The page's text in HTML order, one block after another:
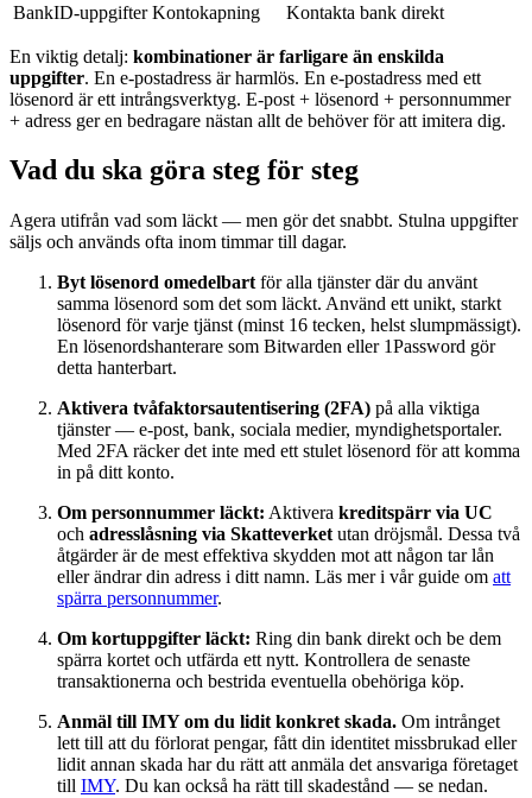
BankID-uppgifter Kontokapning Kontakta bank direkt
En viktig detalj: kombinationer är farligare än enskilda
uppgifter. En e-postadress är harmlös. En e-postadress med ett
lösenord är ett intrångsverktyg. E-post + lösenord + personnummer
+ adress ger en bedragare nästan allt de behöver för att imitera dig.
Vad du ska göra steg för steg
Agera utifrån vad som läckt — men gör det snabbt. Stulna uppgifter
säljs och används ofta inom timmar till dagar.
Byt lösenord omedelbart för alla tjänster där du använt
samma lösenord som det som läckt. Använd ett unikt, starkt
lösenord för varje tjänst (minst 16 tecken, helst slumpmässigt).
En lösenordshanterare som Bitwarden eller 1Password gör
detta hanterbart.
Aktivera tvåfaktorsautentisering (2FA) på alla viktiga
tjänster — e-post, bank, sociala medier, myndighetsportaler.
Med 2FA räcker det inte med ett stulet lösenord för att komma
in på ditt konto.
Om personnummer läckt: Aktivera kreditspärr via UC
och adresslåsning via Skatteverket utan dröjsmål. Dessa två
åtgärder är de mest effektiva skydden mot att någon tar lån
eller ändrar din adress i ditt namn. Läs mer i vår guide om att
spärra personnummer.
Om kortuppgifter läckt: Ring din bank direkt och be dem
spärra kortet och utfärda ett nytt. Kontrollera de senaste
transaktionerna och bestrida eventuella obehöriga köp.
Anmäl till IMY om du lidit konkret skada. Om intrånget
lett till att du förlorat pengar, fått din identitet missbrukad eller
lidit annan skada har du rätt att anmäla det ansvariga företaget
till IMY. Du kan också ha rätt till skadestånd — se nedan.